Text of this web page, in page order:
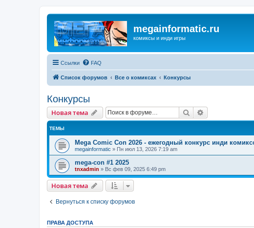
megainformatic.ru
комиксы и инди игры
Ссылки FAQ
Список форумов Все о комиксах Конкурсы
Конкурсы
Новая тема Поиск
ТЕМЫ
Mega Comic Con 2026 - ежегодный конкурс инди
megainformatic » Пн июл 13, 2026 7:19 am
mega-con #1 2025
tnxadmin » Вс фев 09, 2025 6:49 pm
Новая тема
Вернуться к списку форумов
ПРАВА ДОСТУПА